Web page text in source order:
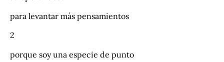
para levantar más pensamientos
2
porque soy una especie de punto